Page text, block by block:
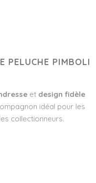
PELUCHE PIMBOLI
et design fidèle
idéal pour les
collectionneurs.